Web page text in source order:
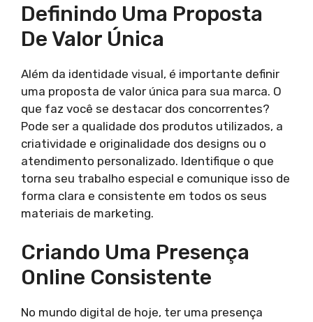
Definindo Uma Proposta
De Valor Única
Além da identidade visual, é importante definir
uma proposta de valor única para sua marca. O
que faz você se destacar dos concorrentes?
Pode ser a qualidade dos produtos utilizados, a
criatividade e originalidade dos designs ou o
atendimento personalizado. Identifique o que
torna seu trabalho especial e comunique isso de
forma clara e consistente em todos os seus
materiais de marketing.
Criando Uma Presença
Online Consistente
No mundo digital de hoje, ter uma presença